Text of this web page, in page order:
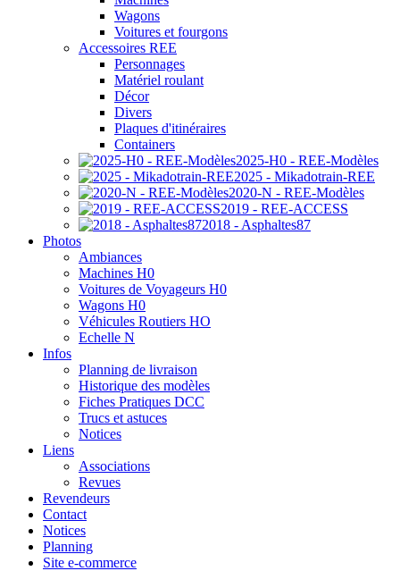
Wagons
Voitures et fourgons
Accessoires REE
Personnages
Matériel roulant
Décor
Divers
Plaques d'itinéraires
Containers
2025-H0 - REE-Modèles
2025 - Mikadotrain-REE
2020-N - REE-Modèles
2019 - REE-ACCESS
2018 - Asphaltes87
Photos
Ambiances
Machines H0
Voitures de Voyageurs H0
Wagons H0
Véhicules Routiers HO
Echelle N
Infos
Planning de livraison
Historique des modèles
Fiches Pratiques DCC
Trucs et astuces
Notices
Liens
Associations
Revues
Revendeurs
Contact
Notices
Planning
Site e-commerce